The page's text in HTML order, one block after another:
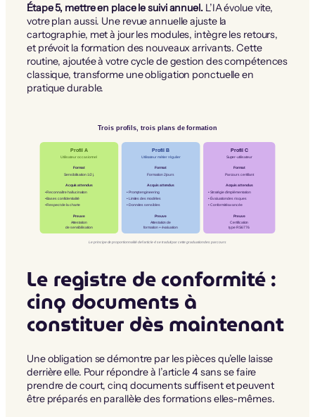
Étape 5, mettre en place le suivi annuel.L’IA évolue vite,
votre plan aussi. Une revue annuelle ajuste la
cartographie, met à jour les modules, intègre les retours,
et prévoit la formation des nouveaux arrivants. Cette
routine, ajoutée à votre cycle de gestion des compétences
classique, transforme une obligation ponctuelle en
pratique durable.
Trois profils, trois plans de formation
Profil A
Utilisateur occasionnel
Format
Sensibilisation 1/2 j.
Acquis attendus
• Reconnaître hallucination
• Bases confidentialité
• Respect de la charte
Preuve
Attestation
de sensibilisation
Profil B
Utilisateur métier régulier
Format
Formation 2 jours
Acquis attendus
• Prompt engineering
• Limites des modèles
• Données sensibles
Preuve
Attestation de
formation + évaluation
Profil C
Super-utilisateur
Format
Parcours certifiant
Acquis attendus
• Stratégie d’implémentation
• Évaluation des risques
• Conformité avancée
Preuve
Certification
type RS6776
Le principe de proportionnalité de l’article 4 se traduit par cette graduation des parcours
Le registre de conformité :
cinq documents à
constituer dès maintenant
Une obligation se démontre par les pièces qu’elle laisse
derrière elle. Pour répondre à l’article 4 sans se faire
prendre de court, cinq documents suffisent et peuvent
être préparés en parallèle des formations elles-mêmes.